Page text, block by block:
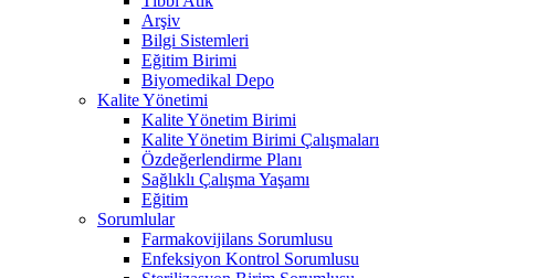
Arşiv
Bilgi Sistemleri
Eğitim Birimi
Biyomedikal Depo
Kalite Yönetimi
Kalite Yönetim Birimi
Kalite Yönetim Birimi Çalışmaları
Özdeğerlendirme Planı
Sağlıklı Çalışma Yaşamı
Eğitim
Sorumlular
Farmakovijilans Sorumlusu
Enfeksiyon Kontrol Sorumlusu